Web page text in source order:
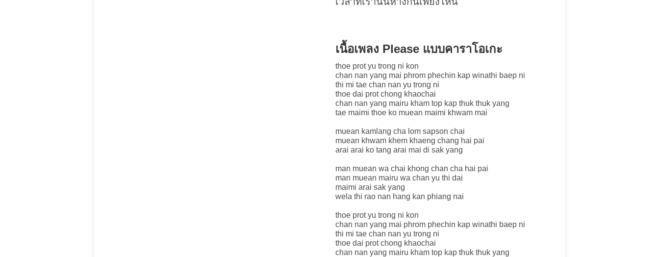
เนื้อเพลง Please แบบคาราโอเกะ
thoe prot yu trong ni kon
chan nan yang mai phrom phechin kap winathi baep ni
thi mi tae chan nan yu trong ni
thoe dai prot chong khaochai
chan nan yang mairu kham top kap thuk thuk yang
tae maimi thoe ko muean maimi khwam mai
muean kamlang cha lom sapson chai
muean khwam khem khaeng chang hai pai
arai arai ko tang arai mai di sak yang
man muean wa chai khong chan cha hai pai
man muean mairu wa chan yu thi dai
maimi arai sak yang
wela thi rao nan hang kan phiang nai
thoe prot yu trong ni kon
chan nan yang mai phrom phechin kap winathi baep ni
thi mi tae chan nan yu trong ni
thoe dai prot chong khaochai
chan nan yang mairu kham top kap thuk thuk yang